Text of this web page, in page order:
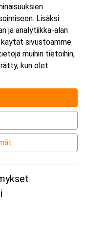
21 / 00380 Helsinki
Lisäksi
ja analytiikka-alan
sivustoamme.
muihin tietoihin,
kun olet